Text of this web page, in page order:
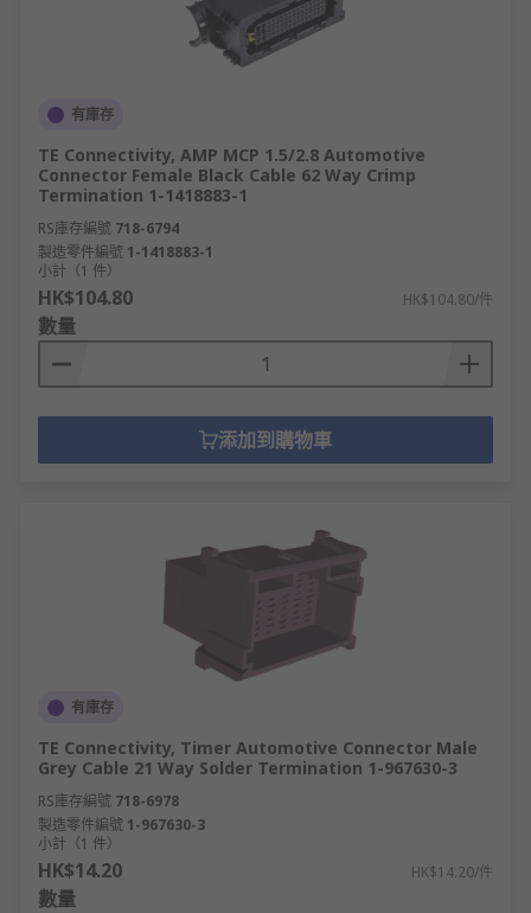
有庫存
TE Connectivity, AMP MCP 1.5/2.8 Automotive
Connector Female Black Cable 62 Way Crimp
Termination 1-1418883-1
RS庫存編號 718-6794
製造零件編號 1-1418883-1
小計（1 件）
HK$104.80 HK$104.80/件
數量
添加到購物車
有庫存
TE Connectivity, Timer Automotive Connector Male
Grey Cable 21 Way Solder Termination 1-967630-3
RS庫存編號 718-6978
製造零件編號 1-967630-3
小計（1 件）
HK$14.20 HK$14.20/件
數量